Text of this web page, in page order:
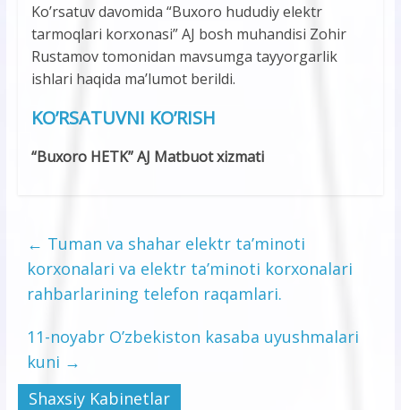
Ko’rsatuv davomida “Buxoro hududiy elektr
tarmoqlari korxonasi” AJ bosh muhandisi Zohir
Rustamov tomonidan mavsumga tayyorgarlik
ishlari haqida ma’lumot berildi.
KO’RSATUVNI KO’RISH
“Buxoro HETK” AJ Matbuot xizmati
← Tuman va shahar elektr ta’minoti
korxonalari va elektr ta’minoti korxonalari
rahbarlarining telefon raqamlari.
11-noyabr O’zbekiston kasaba uyushmalari
kuni →
Shaxsiy Kabinetlar